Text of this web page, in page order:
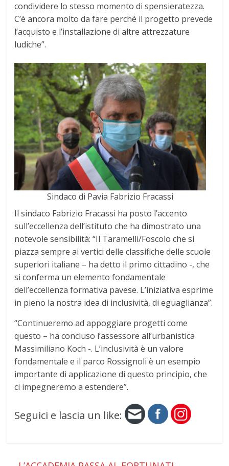
condividere lo stesso momento di spensieratezza.
C’è ancora molto da fare perché il progetto prevede
l’acquisto e l’installazione di altre attrezzature
ludiche”.
Sindaco di Pavia Fabrizio Fracassi
Il sindaco Fabrizio Fracassi ha posto l’accento
sull’eccellenza dell’istituto che ha dimostrato una
notevole sensibilità: “Il Taramelli/Foscolo che si
piazza sempre ai vertici delle classifiche delle scuole
superiori italiane – ha detto il primo cittadino -, che
si conferma un elemento fondamentale
dell’eccellenza formativa pavese. L’iniziativa esprime
in pieno la nostra idea di inclusività, di eguaglianza”.
“Continueremo ad appoggiare progetti come
questo – ha concluso l’assessore all’urbanistica
Massimiliano Koch -. L’inclusività è un valore
fondamentale e il parco Rossignoli è un esempio
importante di applicazione di questo principio, che
ci impegneremo a estendere”.
Seguici e lascia un like: